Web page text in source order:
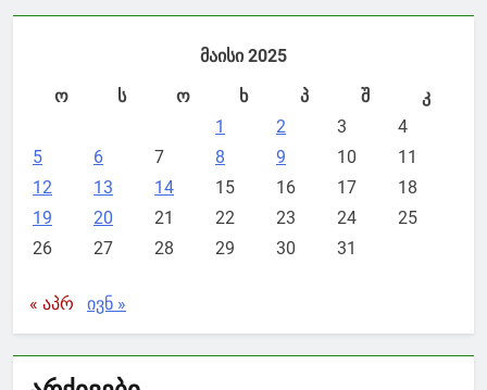
მაისი 2025
ო
ს ო ხ პ შ
კ
1
2 3
4
5
6 7 8 9 10
11
12
13 14 15 16 17
18
19
20 21 22 23 24
25
26
27 28 29 30 31
« აპრ ივნ »